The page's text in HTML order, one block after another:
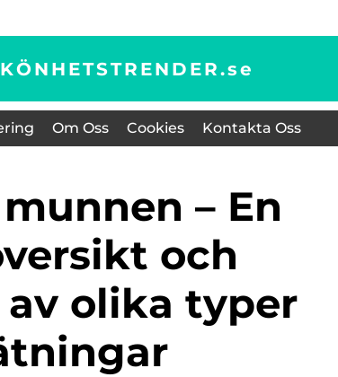
se
Om Oss Cookies Kontakta Oss
och
olika typer